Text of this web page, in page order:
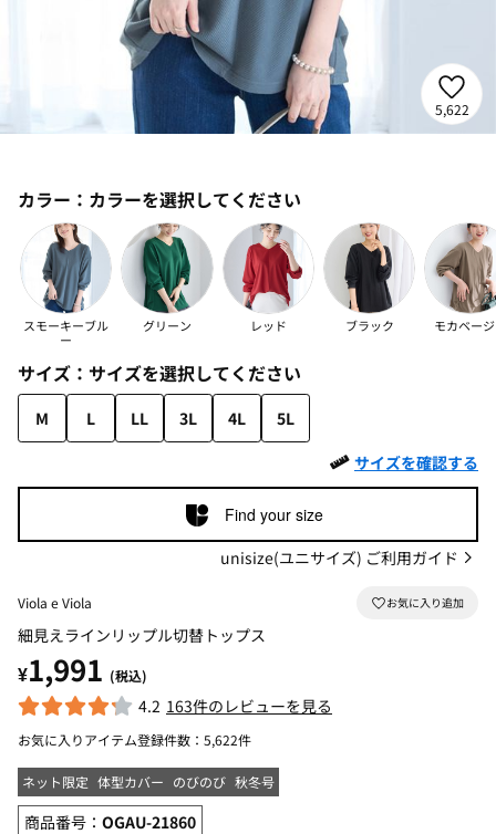
5,622
カラー： カラーを選択してください
スモーキーブル
ー
グリーン レッド ブラック モカベー
サイズ： サイズを選択してください
M L LL 3L 4L
5L
サイズを確認する
Find your size
unisize(ユニサイズ) ご利用ガイド
Viola e Viola
細見えラインリップル切替トップス
¥1,991 (税込)
4.2 163件のレビューを見る
お気に入りアイテム登録件数： 5,622件
ネット限定 体型カバー のびのび 秋冬号
商品番号： OGAU-21860